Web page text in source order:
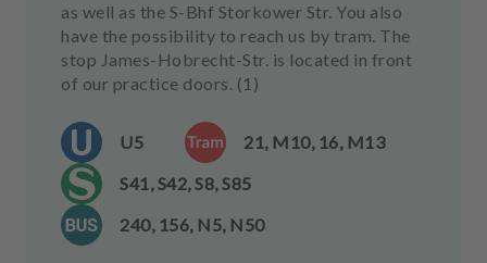
as well as the S-Bhf Storkower Str. You also
have the possibility to reach us by tram. The
stop James-Hobrecht-Str. is located in front
of our practice doors. (1)
U5
21, M10, 16, M13
S41, S42, S8, S85
240, 156, N5, N50